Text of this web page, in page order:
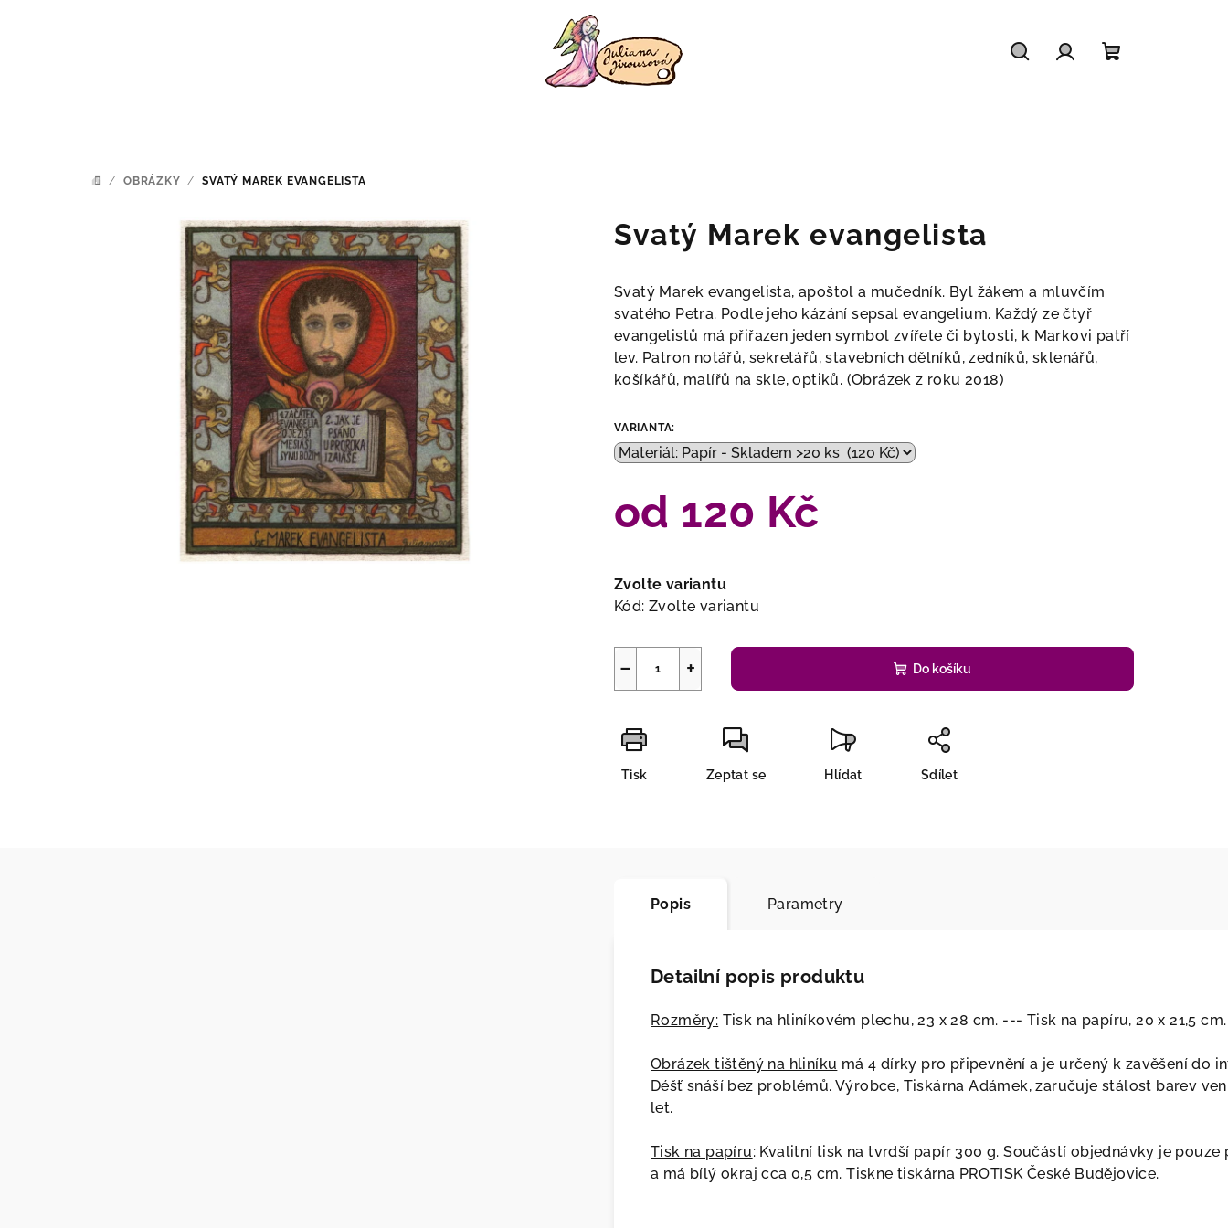
DOMŮ
/ OBRÁZKY / SVATÝ MAREK EVANGELISTA
Svatý Marek evangelista
Svatý Marek evangelista, apoštol a mučedník. Byl žákem a mluvčím
svatého Petra. Podle jeho kázání sepsal evangelium. Každý ze čtyř
evangelistů má přiřazen jeden symbol zvířete či bytosti, k Markovi patří
lev. Patron notářů, sekretářů,stavebních dělníků, zedníků, sklenářů,
košíkářů, malířů na skle, optiků. (Obrázek z roku 2018)
VARIANTA:
od 120 Kč
cena:
Zvolte variantu
Kód: Zvolte variantu
+
− Do košíku
Tisk Zeptat se Hlídat Sdílet
Popis Parametry
Detailní popis produktu
Rozměry: Tisk na hliníkovém plechu, 23 x 28 cm. --- Tisk na papíru, 20 x 21,5 cm.
Obrázek tištěný na hliníku má 4 dírky pro připevnění a je určený k zavěšení do
Déšť snáší bez problémů. Výrobce, Tiskárna Adámek, zaručuje stálost barev
let.
Tisk na papíru: Kvalitní tisk na tvrdší papír 300 g. Součástí objednávky je
a má bílý okraj cca 0,5 cm. Tiskne tiskárna PROTISK České Budějovice.